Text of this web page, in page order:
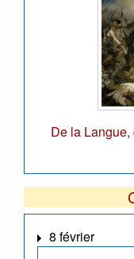
De la Langue,
8 février